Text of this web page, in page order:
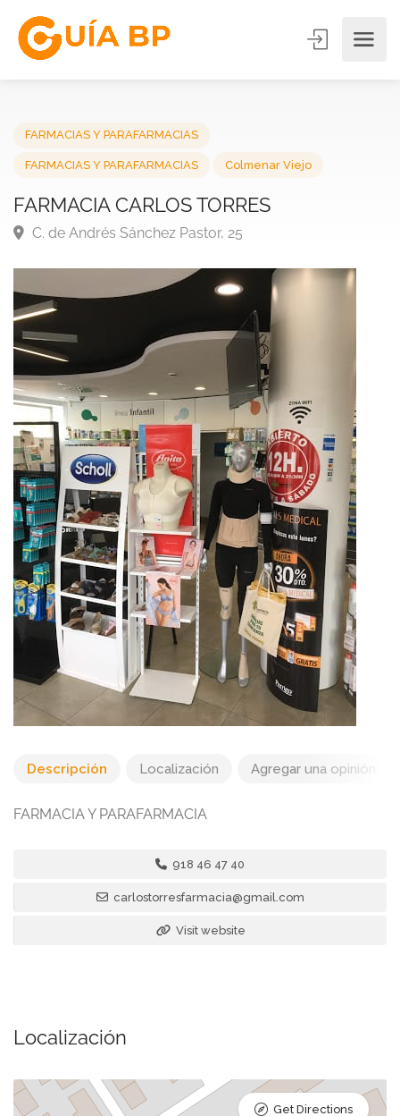
FARMACIA CARLOS TORRES
Descripción Localización Agregar una opinión
FARMACIA Y PARAFARMACIA
918 46 47 40
carlostorresfarmacia@gmail.com
Visit website
Localización
Get Directions